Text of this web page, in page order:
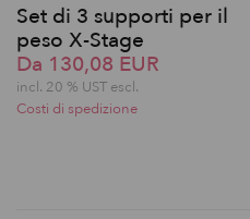
Set di 3 supporti per il
peso X-Stage
Da 130,08 EUR
incl. 20 % UST escl.
Costi di spedizione